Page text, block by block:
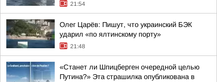
21:54
Олег Царёв: Пишут, что украинский БЭК
ударил «по ялтинскому порту»
21:48
«Станет ли Шпицберген очередной целью
Путина?» Эта страшилка опубликована в